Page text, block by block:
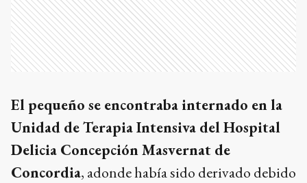
El pequeño se encontraba internado en la
Unidad de Terapia Intensiva del Hospital
Delicia Concepción Masvernat de
Concordia, adonde había sido derivado debido